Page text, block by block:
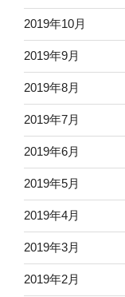
2019年10月
2019年9月
2019年8月
2019年7月
2019年6月
2019年5月
2019年4月
2019年3月
2019年2月